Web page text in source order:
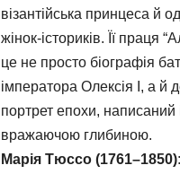
візантійська принцеса й
жінок-істориків. Її праця
це не просто біографія
імператора Олексія I, а й
портрет епохи, написаний
вражаючою глибиною.
Марія Тюссо (1761–1850)